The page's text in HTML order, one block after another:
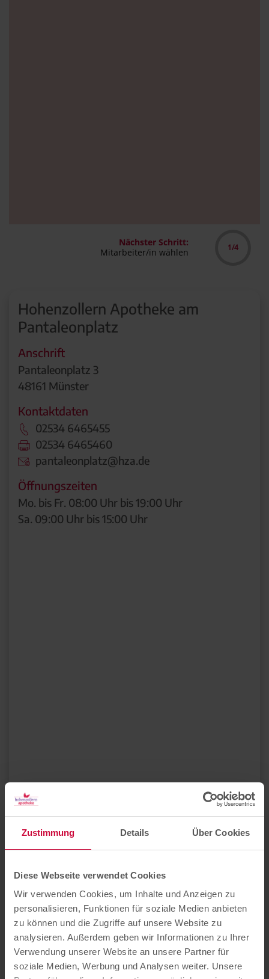
Zustimmung Details Über Cookies
Diese Webseite verwendet Cookies
Wir verwenden Cookies, um Inhalte und Anzeigen zu
personalisieren, Funktionen für soziale Medien anbieten
zu können und die Zugriffe auf unsere Website zu
analysieren. Außerdem geben wir Informationen zu Ihrer
Verwendung unserer Website an unsere Partner für
soziale Medien, Werbung und Analysen weiter. Unsere
Hohenzollern Apotheke am
Pantaleonplatz
Anschrift
Pantaleonplatz 3
48161 Münster
Kontaktdaten
02534 6465455
02534 6465460
pantaleonplatz@hza.de
Öffnungszeiten
Mo. bis Fr. 08:00 Uhr bis 19:00 Uhr
Sa. 09:00 Uhr bis 15:00 Uhr
Sie möchten lieber einen Termin in
einer unserer anderen Apotheken in
Münster buchen?